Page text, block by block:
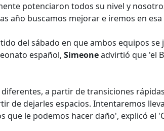
potenciaron todos su nivel y
año buscamos mejorar e iremos en
del sábado en que ambos equipos se
español, Simeoneadvirtió que 'el
a partir de transiciones
de dejarles espacios. Intentaremos
que le podemos hacer daño', explicó el